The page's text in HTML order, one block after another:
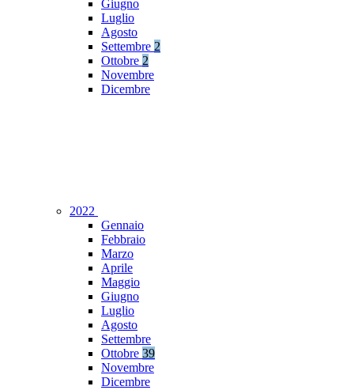
Giugno
Luglio
Agosto
Settembre 2
Ottobre 2
Novembre
Dicembre
2022
Gennaio
Febbraio
Marzo
Aprile
Maggio
Giugno
Luglio
Agosto
Settembre
Ottobre 39
Novembre
Dicembre